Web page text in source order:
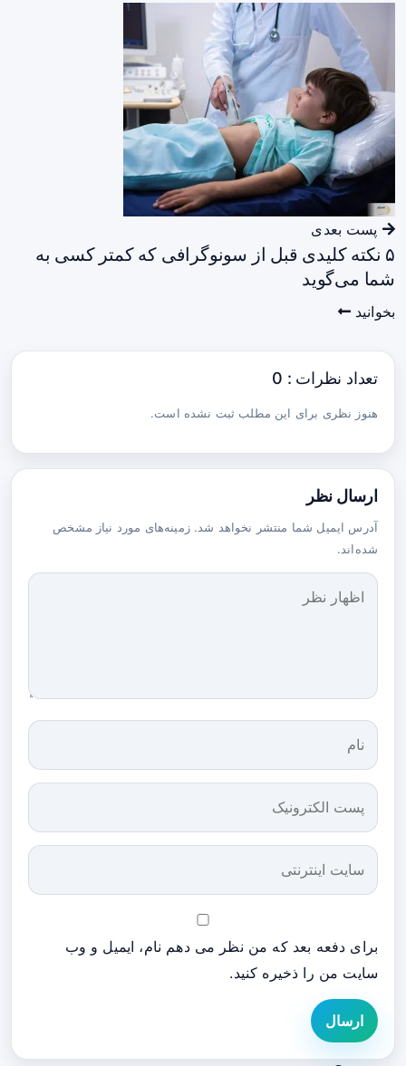
پست بعدی
۵ نکته کلیدی قبل از سونوگرافی که کمتر کسی به
شما می‌گوید
بخوانید
تعداد نظرات : 0
هنوز نظری برای این مطلب ثبت نشده است.
ارسال نظر
آدرس ایمیل شما منتشر نخواهد شد. زمینه‌های مورد نیاز مشخص
شده‌اند.
برای دفعه بعد که من نظر می دهم نام، ایمیل و وب
سایت من را ذخیره کنید.
ارسال